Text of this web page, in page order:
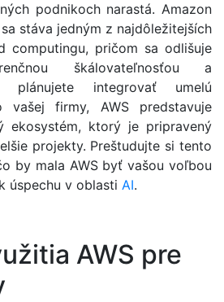
podnikoch narastá. Amazon
stáva jedným z najdôležitejších
computingu, pričom sa odlišuje
škálovateľnosťou a
plánujete integrovať umelú
firmy, AWS predstavuje
ekosystém, ktorý je pripravený
projekty. Preštudujte si tento
by mala AWS byť vašou voľbou
úspechu v oblasti AI.
AWS pre